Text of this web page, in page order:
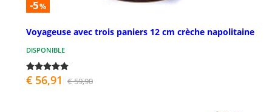
-5%
Voyageuse avec trois paniers 12 cm crèche napolitaine
DISPONIBLE
€ 56,91 € 59,90